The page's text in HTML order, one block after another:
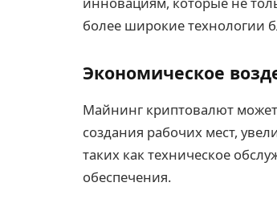
более широкие технологии
Экономическое
Майнинг криптовалют может
создания рабочих мест,
таких как техническое
обеспечения.